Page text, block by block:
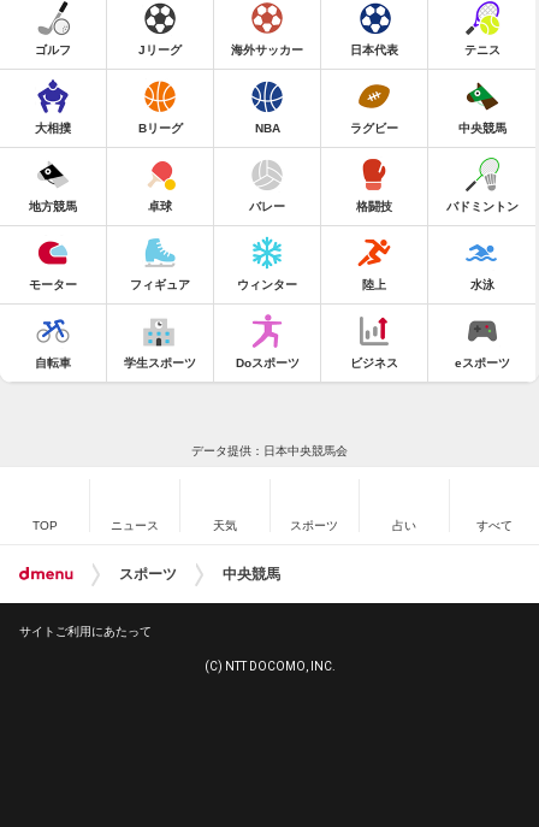
ゴルフ Jリーグ 海外サッカー 日本代表 テニス
大相撲 Bリーグ NBA ラグビー 中央競馬
地方競馬 卓球 バレー 格闘技 バドミントン
モーター フィギュア ウィンター 陸上 水泳
自転車 学生スポーツ Doスポーツ ビジネス eスポーツ
データ提供：日本中央競馬会
TOP ニュース 天気 スポーツ 占い すべて
スポーツ 中央競馬
サイトご利用にあたって
(C) NTT DOCOMO, INC.